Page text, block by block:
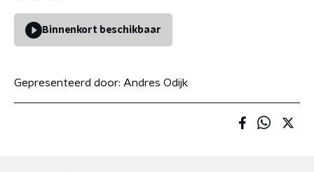
Binnenkort beschikbaar
Gepresenteerd door: Andres Odijk